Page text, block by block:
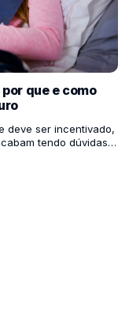
que e como
deve ser incentivado,
tendo dúvidas
o hábito da leitura.